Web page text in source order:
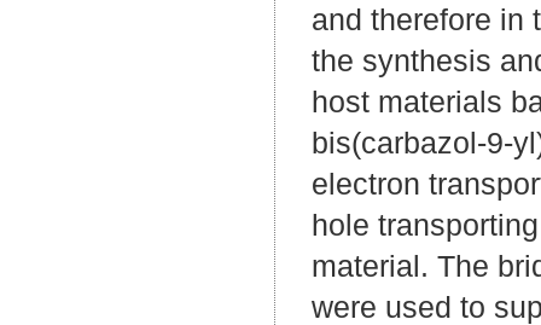
and therefore in
the synthesis
host materials
bis(carbazol-9-
electron
hole
material. The
were used to